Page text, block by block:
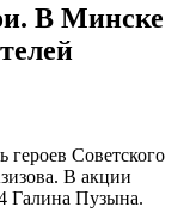
В Минске
Советского
В акции
Галина Пузына.